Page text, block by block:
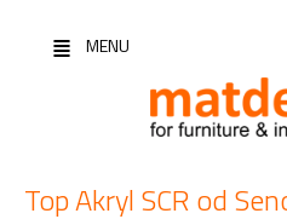
MENU
Top Akryl SCR od